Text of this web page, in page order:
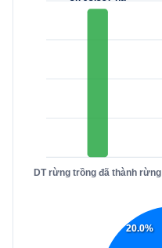
DT rừng trồng đã thành rừng
20.0%